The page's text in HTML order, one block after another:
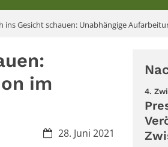
ins Gesicht schauen: Unabhängige
im
Datum:28. Juni 2021
4.